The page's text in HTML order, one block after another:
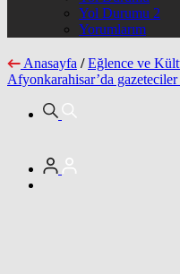
Yol Durumu 2
Yorumlarım
Anasayfa / Eğlence ve
Afyonkarahisar’da